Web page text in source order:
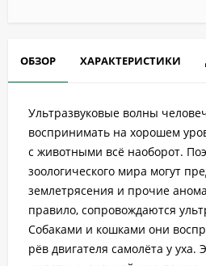
ОБЗОР ХАРАКТЕРИСТИКИ
Ультразвуковые волны
воспринимать на хорошем
с животными всё наоборот.
зоологического мира могут
землетрясения и прочие
правило, сопровождаются
Собаками и кошками они
рёв двигателя самолёта у уха.